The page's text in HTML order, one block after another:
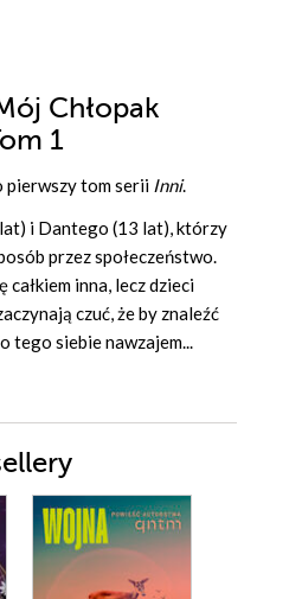
Chłopak
1
pierwszy tom serii Inni.
i Dantego (13 lat), którzy
przez społeczeństwo.
całkiem inna, lecz dzieci
czuć, że by znaleźć
tego siebie nawzajem...